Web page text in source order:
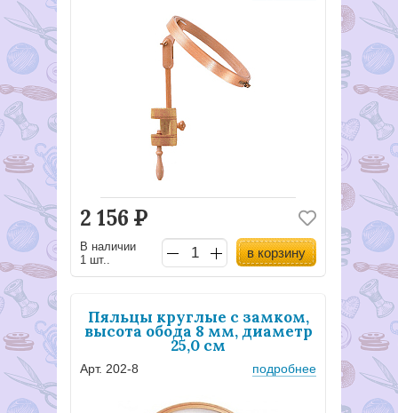
2 156 Р
В наличии
1 шт..
в корзину
Пяльцы круглые с замком,
высота обода 8 мм, диаметр
25,0 см
Арт. 202-8 подробнее